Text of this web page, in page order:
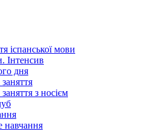
іспанської мови
Інтенсив
дня
з носієм
навчання